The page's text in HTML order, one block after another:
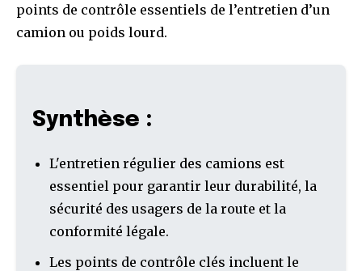
points de contrôle essentiels de l’entretien d’un
camion ou poids lourd.
Synthèse :
L'entretien régulier des camions est
essentiel pour garantir leur durabilité, la
sécurité des usagers de la route et la
conformité légale.
Les points de contrôle clés incluent le